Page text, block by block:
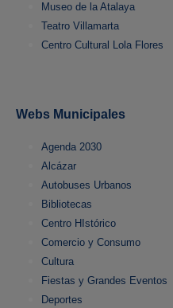
Museo de la Atalaya
Teatro Villamarta
Centro Cultural Lola Flores
Webs Municipales
Agenda 2030
Alcázar
Autobuses Urbanos
Bibliotecas
Centro HIstórico
Comercio y Consumo
Cultura
Fiestas y Grandes Eventos
Deportes